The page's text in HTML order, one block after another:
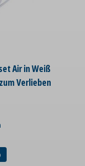
Air in Weiß
Verlieben